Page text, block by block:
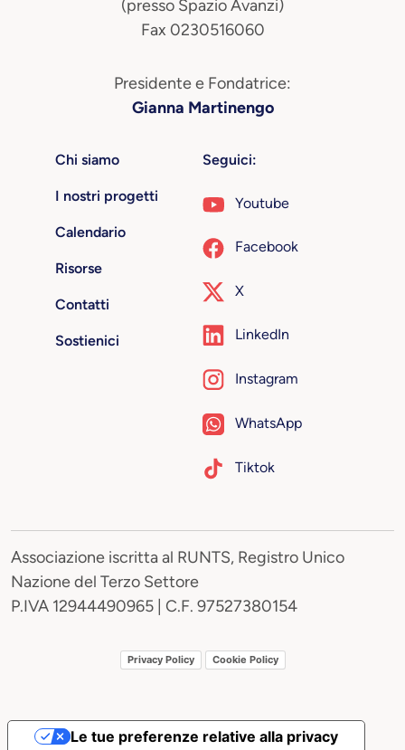
(presso Spazio Avanzi)
Fax 0230516060
Presidente e Fondatrice:
Gianna Martinengo
Chi siamo
I nostri progetti
Calendario
Risorse
Contatti
Sostienici
Seguici:
Youtube
Facebook
X
LinkedIn
Instagram
WhatsApp
Tiktok
Associazione iscritta al RUNTS, Registro Unico
Nazione del Terzo Settore
P.IVA 12944490965 | C.F. 97527380154
Privacy Policy Cookie Policy
Le tue preferenze relative alla privacy